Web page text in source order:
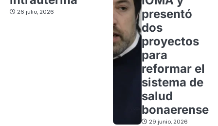
26 julio, 2026
presentó
dos
proyectos
para
reformar el
sistema de
salud
bonaerense
29 junio, 2026